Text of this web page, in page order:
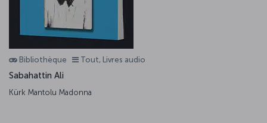
Bibliothèque Tout, Livres audio
Sabahattin Ali
Kürk Mantolu Madonna